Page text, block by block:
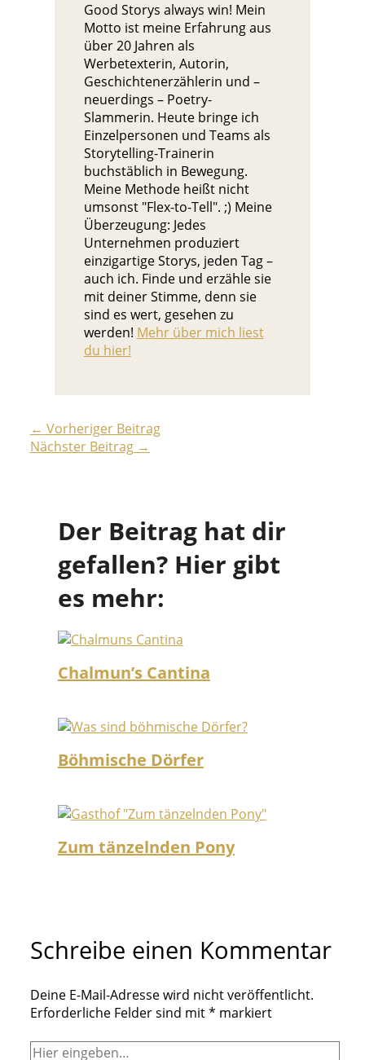
Good Storys always win! Mein
Motto ist meine Erfahrung aus
über 20 Jahren als
Werbetexterin, Autorin,
Geschichtenerzählerin und –
neuerdings – Poetry-
Slammerin. Heute bringe ich
Einzelpersonen und Teams als
Storytelling-Trainerin
buchstäblich in Bewegung.
Meine Methode heißt nicht
umsonst "Flex-to-Tell". ;) Meine
Überzeugung: Jedes
Unternehmen produziert
einzigartige Storys, jeden Tag –
auch ich. Finde und erzähle sie
mit deiner Stimme, denn sie
sind es wert, gesehen zu
werden! Mehr über mich liest
du hier!
← Vorheriger Beitrag
Nächster Beitrag →
Der Beitrag hat dir
gefallen? Hier gibt
es mehr:
Chalmun’s Cantina
Böhmische Dörfer
Zum tänzelnden Pony
Schreibe einen Kommentar
Deine E-Mail-Adresse wird nicht veröffentlicht.
Erforderliche Felder sind mit* markiert
Hier